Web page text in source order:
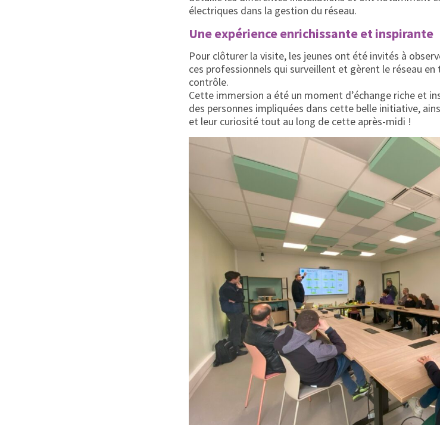
électriques dans la gestion du réseau.
Une expérience enrichissante et inspirante
Pour clôturer la visite, les jeunes ont été invités à
ces professionnels qui surveillent et gèrent le réseau en
contrôle.
Cette immersion a été un moment d’échange riche et
des personnes impliquées dans cette belle initiative,
et leur curiosité tout au long de cette après-midi !